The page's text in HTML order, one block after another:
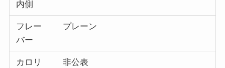
内側
フレー
バー
プレーン
カロリ
非公表